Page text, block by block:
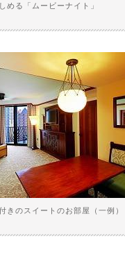
める「ムービーナイト」
きのスイートのお部屋（一例）